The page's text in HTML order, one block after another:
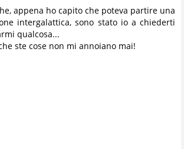
appena ho capito che poteva partire una
intergalattica, sono stato io a chiederti
qualcosa...
ste cose non mi annoiano mai!